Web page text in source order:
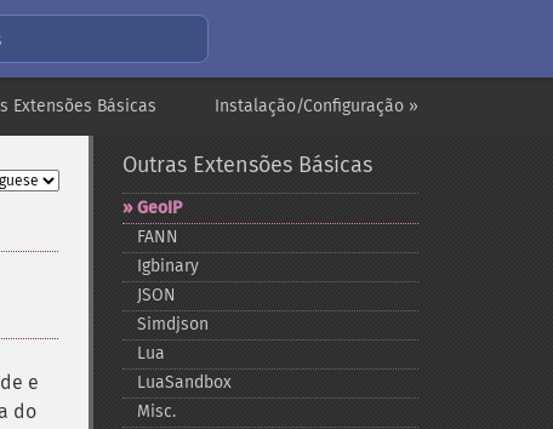
Instalação/Configuração »
Extensões Básicas
e
do
Outras Extensões Básicas
GeoIP
FANN
Igbinary
JSON
Simdjson
Lua
LuaSandbox
Misc.